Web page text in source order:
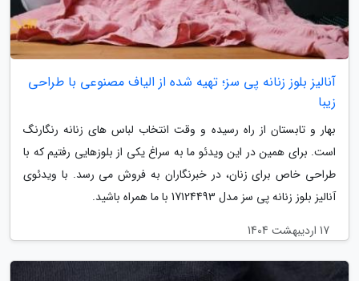
آنالیز بلوز زنانه پی سز؛ تهیه شده از الیاف مصنوعی با طراحی
زیبا
بهار و تابستان از راه رسیده و وقت انتخاب لباس های زنانه رنگارنگ
است. برای همین در این ویدئو ما به سراغ یکی از بلوزهایی رفتیم که با
طراحی خاص برای زنان، در خبرنگاران به فروش می رسد. با ویدئوی
آنالیز بلوز زنانه پی سز مدل 17124493 با ما همراه باشید.
17 اردیبهشت 1404